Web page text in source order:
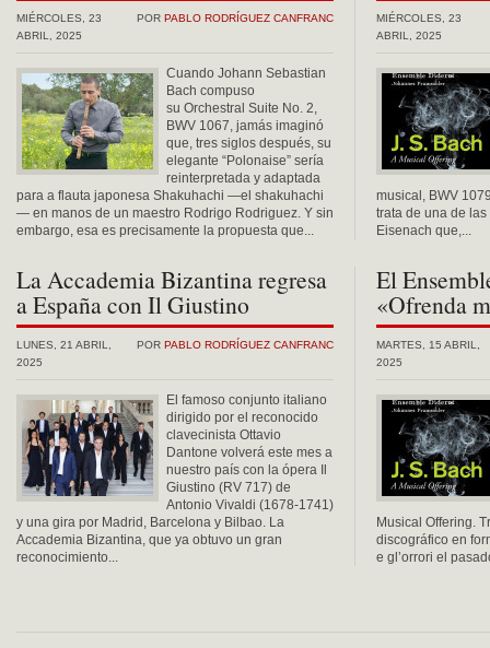
POR PABLO RODRÍGUEZ CANFRANC
MIÉRCOLES, 23
ABRIL, 2025
Cuando Johann Sebastian
Bach compuso
su Orchestral Suite No. 2,
BWV 1067, jamás imaginó
que, tres siglos después, su
elegante “Polonaise” sería
reinterpretada y adaptada
para a flauta japonesa Shakuhachi —el shakuhachi
— en manos de un maestro Rodrigo Rodriguez. Y sin
embargo, esa es precisamente la propuesta que...
MIÉRCOLES, 23
ABRIL, 2025
musical, BWV
trata de una de
Eisenach que,...
La Accademia Bizantina regresa
a España con Il Giustino
POR PABLO RODRÍGUEZ CANFRANC
LUNES, 21 ABRIL,
2025
El famoso conjunto italiano
dirigido por el reconocido
clavecinista Ottavio
Dantone volverá este mes a
nuestro país con la ópera Il
Giustino (RV 717) de
Antonio Vivaldi (1678-1741)
y una gira por Madrid, Barcelona y Bilbao. La
Accademia Bizantina, que ya obtuvo un gran
reconocimiento...
El
«Ofrenda
MARTES, 15 ABRIL,
2025
Musical Offering.
discográfico en
e gl’orrori el